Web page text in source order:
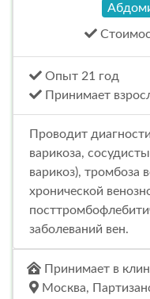
Опыт 21 год
Принимает
Проводит
варикоза,
варикоз), тромбоза
хронической
заболеваний вен.
Принимает в
Москва,